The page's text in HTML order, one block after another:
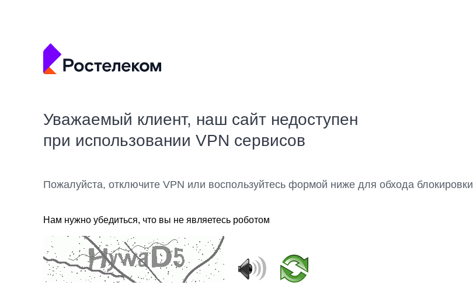
Уважаемый клиент, наш сайт недоступен
при использовании VPN сервисов
Пожалуйста, отключите VPN или воспользуйтесь формой ниже для обхода блокировки
Нам нужно убедиться, что вы не являетесь роботом